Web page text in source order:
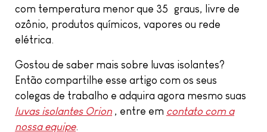
com temperatura menor que 35º graus, livre de
ozônio, produtos químicos, vapores ou rede
elétrica.
Gostou de saber mais sobre luvas isolantes?
Então compartilhe esse artigo com os seus
colegas de trabalho e adquira agora mesmo suas
luvas isolantes Orion , entre em contato com a
nossa equipe.